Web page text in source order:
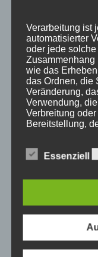
Empfehlung
FIS Nordische
Gäste
Gesundheit
Haus Partale
Info
Stellenangebot
Urlaub
Wintersport
Verarbeitung ist
automatisierter
oder jede
Zusammenhang
wie das
das Ordnen, die
Veränderung,
Verwendung,
Verbreitung
Bereitstellung,
d)
Einschränkung
gespeicherter
Essenziell